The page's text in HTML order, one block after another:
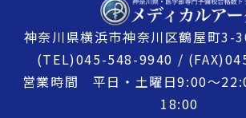
神奈川県横浜市神奈川区鶴屋町3-
(TEL)045-548-9940 /
営業時間 平日・土曜日9:00〜
18:00